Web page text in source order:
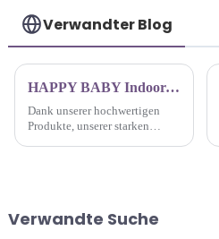
Verwandter Blog
HAPPY BABY Indoor-Spielplatz Fabrik Conghua Teambuilding-Ausflug
Dank unserer hochwertigen
Produkte, unserer starken
Marke HAPPY BABY Factory
Verwandte Suche